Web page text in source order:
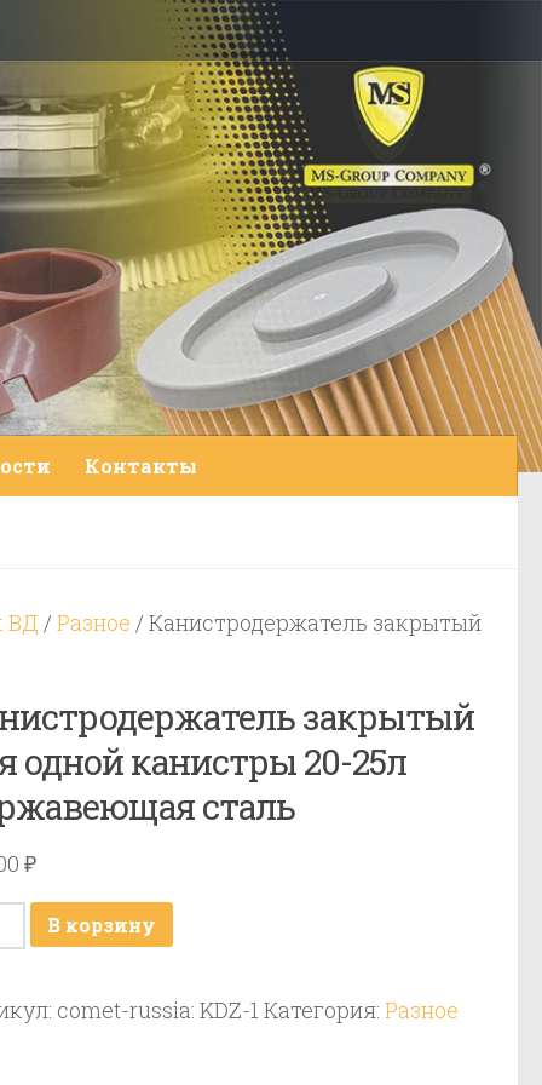
Контакты
ВД / Разное / Канистродержатель закрытый
закрытый
одной канистры 20-25л
сталь
₽
В корзину
comet-russia: KDZ-1 Категория:Разное